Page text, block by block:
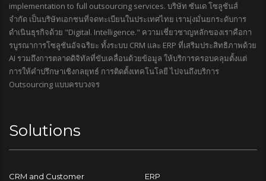
implementation to full outsourcing services. บริษัท ซันเด โซลูชันส์
จำกัด เป็นบริษัทเอกชนที่จดทะเบียนในประเทศไทย เรามุ่งมั่นยกระดับการ
ดำเนินธุรกิจด้วย "Digital. Intelligence." ความเชี่ยวชาญหลักของเราคือกา
รบูรณาการโซลูชันอัจฉริยะ ทั้งระบบ CRM และ ERP ที่เสริมประสิทธิภาพด้วย
AI รวมถึงการตลาดดิจิทัลที่ขับเคลื่อนด้วยข้อมูล ให้บริการครอบคลุมตั้งแต่
การให้คำปรึกษาเชิงกลยุทธ์ การติดตั้งเทคโนโลยี ไปจนถึงบริการ
Outsourcing แบบครบวงจร
Solutions
CRM and Customer
ERP